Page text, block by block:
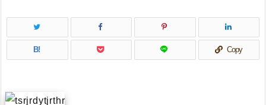
B! Copy